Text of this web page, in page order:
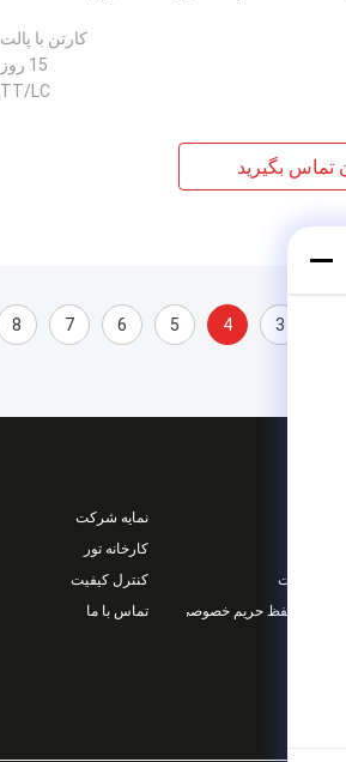
کارتن با پالت
15 روز
TT/LC
تماس بگیرید
3
4
5
6
7
8
نمایه شرکت
کارخانه تور
کنترل کیفیت
تماس با ما
نقشه سایت
سیاست حفظ حریم خصوصی